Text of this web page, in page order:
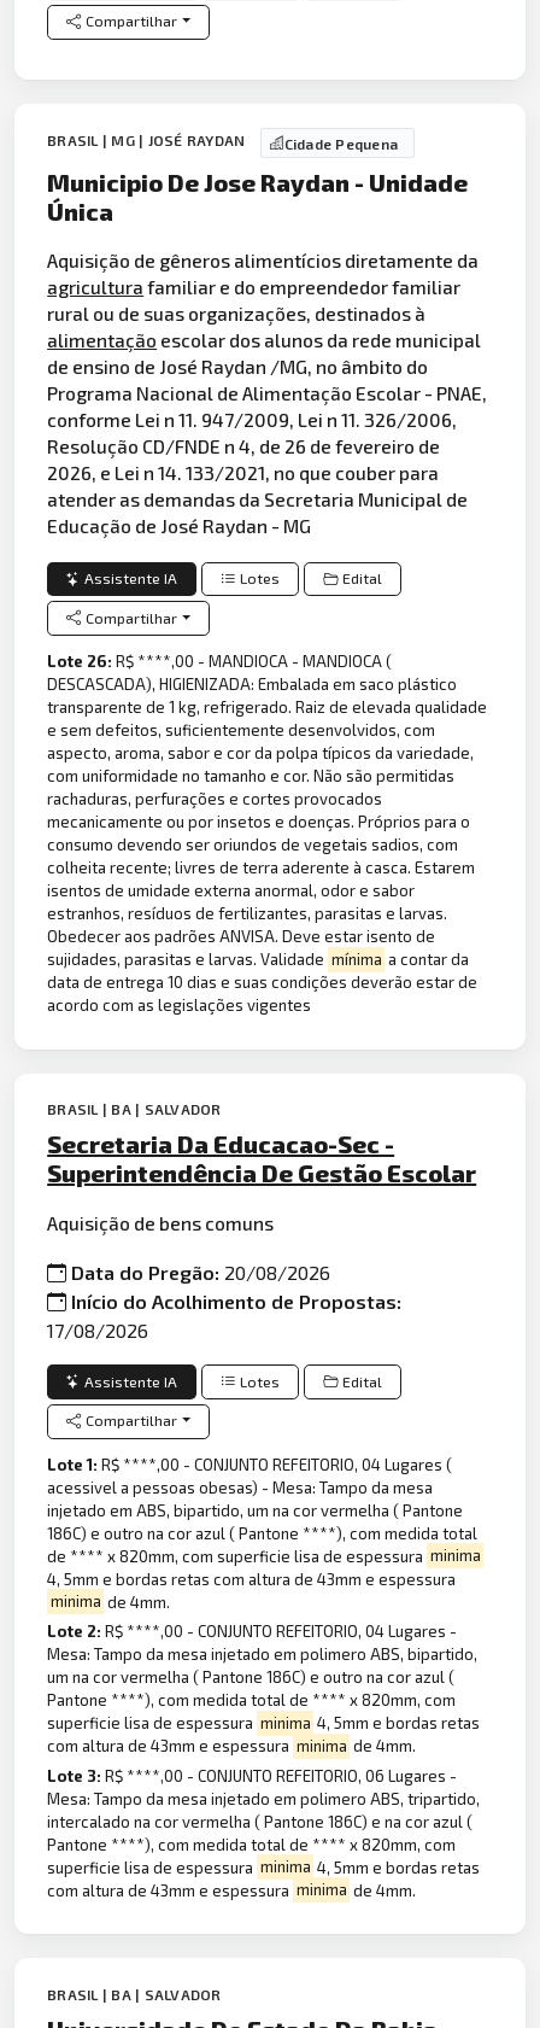
Compartilhar
BRASIL | MG | JOSÉ RAYDAN Cidade Pequena
Municipio De Jose Raydan - Unidade
Única
Aquisição de gêneros alimentícios diretamente da
agricultura familiar e do empreendedor familiar
rural ou de suas organizações, destinados à
alimentação escolar dos alunos da rede municipal
de ensino de José Raydan /MG, no âmbito do
Programa Nacional de Alimentação Escolar - PNAE,
conforme Lei n 11. 947/2009, Lei n 11. 326/2006,
Resolução CD/FNDE n 4, de 26 de fevereiro de
2026, e Lei n 14. 133/2021, no que couber para
atender as demandas da Secretaria Municipal de
Educação de José Raydan - MG
Assistente IA Lotes Edital
Compartilhar
Lote 26:R$ ****,00 - MANDIOCA - MANDIOCA (
DESCASCADA), HIGIENIZADA: Embalada em saco plástico
transparente de 1 kg, refrigerado. Raiz de elevada qualidade
e sem defeitos, suficientemente desenvolvidos, com
aspecto, aroma, sabor e cor da polpa típicos da variedade,
com uniformidade no tamanho e cor. Não são permitidas
rachaduras, perfurações e cortes provocados
mecanicamente ou por insetos e doenças. Próprios para o
consumo devendo ser oriundos de vegetais sadios, com
colheita recente; livres de terra aderente à casca. Estarem
isentos de umidade externa anormal, odor e sabor
estranhos, resíduos de fertilizantes, parasitas e larvas.
Obedecer aos padrões ANVISA. Deve estar isento de
sujidades, parasitas e larvas. Validade mínima a contar da
data de entrega 10 dias e suas condições deverão estar de
acordo com as legislações vigentes
BRASIL | BA | SALVADOR
Secretaria Da Educacao-Sec -
Superintendência De Gestão Escolar
Aquisição de bens comuns
Data do Pregão: 20/08/2026
Início do Acolhimento de Propostas:
17/08/2026
Assistente IA Lotes Edital
Compartilhar
Lote 1:R$ ****,00 - CONJUNTO REFEITORIO, 04 Lugares (
acessivel a pessoas obesas) - Mesa: Tampo da mesa
injetado em ABS, bipartido, um na cor vermelha ( Pantone
186C) e outro na cor azul ( Pantone ****), com medida total
de **** x 820mm, com superficie lisa de espessura minima
4, 5mm e bordas retas com altura de 43mm e espessura
minima de 4mm.
Lote 2:R$ ****,00 - CONJUNTO REFEITORIO, 04 Lugares -
Mesa: Tampo da mesa injetado em polimero ABS, bipartido,
um na cor vermelha ( Pantone 186C) e outro na cor azul (
Pantone ****), com medida total de **** x 820mm, com
superficie lisa de espessura minima 4, 5mm e bordas retas
com altura de 43mm e espessura minima de 4mm.
Lote 3:R$ ****,00 - CONJUNTO REFEITORIO, 06 Lugares -
Mesa: Tampo da mesa injetado em polimero ABS, tripartido,
intercalado na cor vermelha ( Pantone 186C) e na cor azul (
Pantone ****), com medida total de **** x 820mm, com
superficie lisa de espessura minima 4, 5mm e bordas retas
com altura de 43mm e espessura minima de 4mm.
BRASIL | BA | SALVADOR